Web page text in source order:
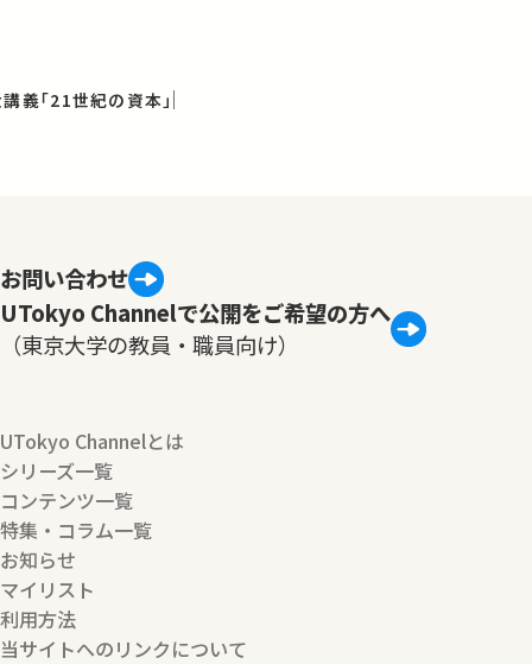
義「21世紀の資本」
お問い合わせ
UTokyo Channelで公開をご希望の方へ
（東京大学の教員・職員向け）
UTokyo Channelとは
シリーズ一覧
コンテンツ一覧
特集・コラム一覧
お知らせ
マイリスト
利用方法
当サイトへのリンクについて